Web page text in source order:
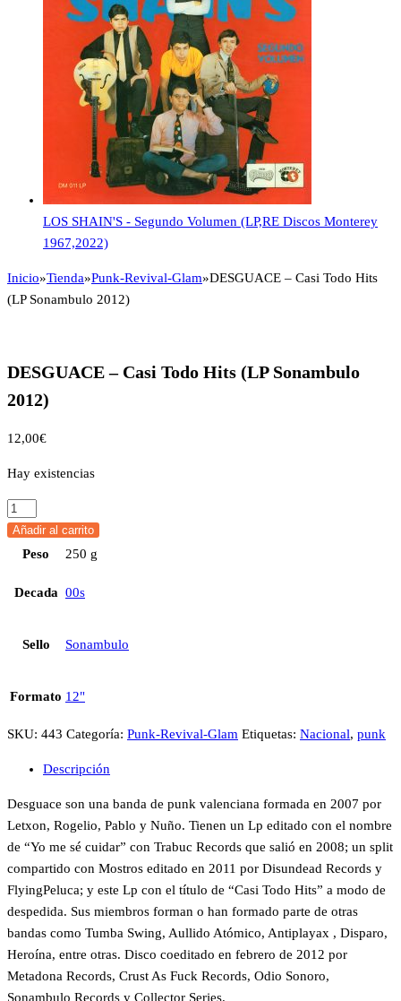
LOS SHAIN'S - Segundo Volumen (LP,RE Discos Monterey
1967,2022)
Inicio»Tienda»Punk-Revival-Glam»DESGUACE – Casi Todo Hits
(LP Sonambulo 2012)
DESGUACE – Casi Todo Hits (LP Sonambulo
2012)
12,00€
Hay existencias
DESGUACE
-
Casi
Hits
Añadir al carrito
Peso 250 g
Decada 00s
Sello Sonambulo
Formato 12"
SKU: 443 Categoría: Punk-Revival-Glam Etiquetas: Nacional, punk
Descripción
Desguace son una banda de punk valenciana formada en 2007 por
Letxon, Rogelio, Pablo y Nuño. Tienen un Lp editado con el nombre
de “Yo me sé cuidar” con Trabuc Records que salió en 2008; un split
compartido con Mostros editado en 2011 por Disundead Records y
FlyingPeluca; y este Lp con el título de “Casi Todo Hits” a modo de
despedida. Sus miembros forman o han formado parte de otras
bandas como Tumba Swing, Aullido Atómico, Antiplayax , Disparo,
Heroína, entre otras. Disco coeditado en febrero de 2012 por
Metadona Records, Crust As Fuck Records, Odio Sonoro,
Sonambulo Records y Collector Series.